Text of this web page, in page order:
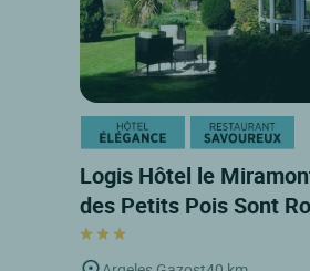
Logis Hôtel le
des Petits Pois Sont